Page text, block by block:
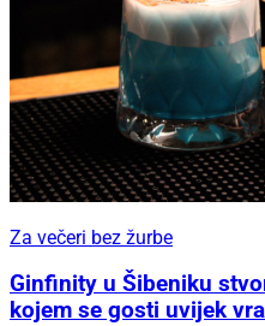
Za večeri bez žurbe
Ginfinity u Šibeniku
kojem se gosti uvijek